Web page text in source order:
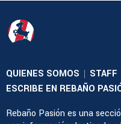
QUIENES SOMOS | STAFF
ESCRIBE EN REBAÑO
Rebaño Pasión es una